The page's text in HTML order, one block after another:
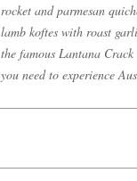
rocket and parmesan
lamb koftes with roast
the famous Lantana
you need to experience